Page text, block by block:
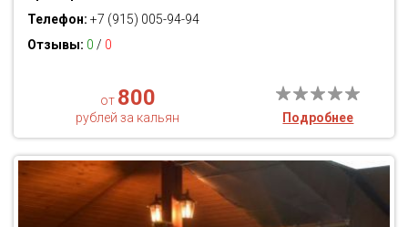
Телефон: +7 (915) 005-94-94
Отзывы: 0 / 0
от 800
рублей за кальян Подробнее